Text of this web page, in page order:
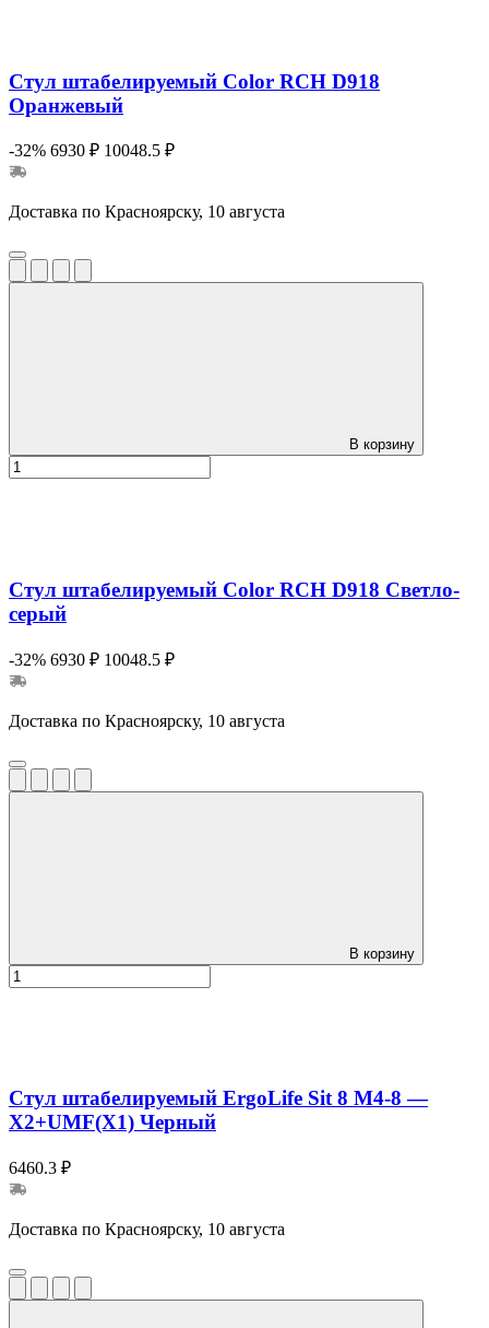
Стул штабелируемый Color RCH D918
Оранжевый
-32% 6930 ₽ 10048.5 ₽
Доставка по Красноярску, 10 августа
В корзину
Стул штабелируемый Color RCH D918 Светло-
серый
-32% 6930 ₽ 10048.5 ₽
Доставка по Красноярску, 10 августа
В корзину
Стул штабелируемый ErgoLife Sit 8 M4-8 —
X2+UMF(X1) Черный
6460.3 ₽
Доставка по Красноярску, 10 августа